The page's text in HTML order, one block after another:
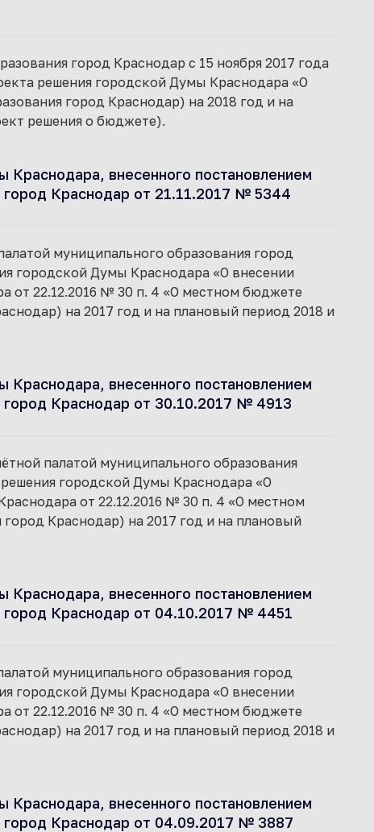
город Краснодар с 15 ноября 2017 года
решения городской Думы Краснодара «О
город Краснодар) на 2018 год и на
решения о бюджете).
внесенного постановлением
город Краснодар от 21.11.2017 № 5344
муниципального образования город
городской Думы Краснодара «О внесении
от 22.12.2016 № 30 п. 4 «О местном бюджете
на 2017 год и на плановый период 2018 и
внесенного постановлением
город Краснодар от 30.10.2017 № 4913
палатой муниципального образования
городской Думы Краснодара «О
от 22.12.2016 № 30 п. 4 «О местном
Краснодар) на 2017 год и на плановый
внесенного постановлением
город Краснодар от 04.10.2017 № 4451
муниципального образования город
городской Думы Краснодара «О внесении
от 22.12.2016 № 30 п. 4 «О местном бюджете
на 2017 год и на плановый период 2018 и
внесенного постановлением
город Краснодар от 04.09.2017 № 3887